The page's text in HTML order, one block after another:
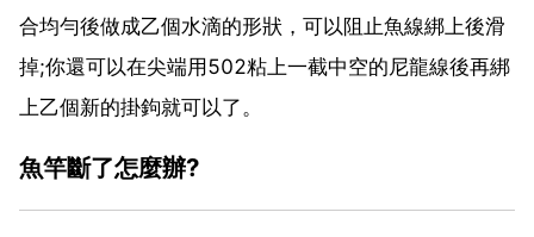
合均勻後做成乙個水滴的形狀，可以阻止魚線綁上後滑
掉;你還可以在尖端用502粘上一截中空的尼龍線後再綁
上乙個新的掛鉤就可以了。
魚竿斷了怎麼辦?